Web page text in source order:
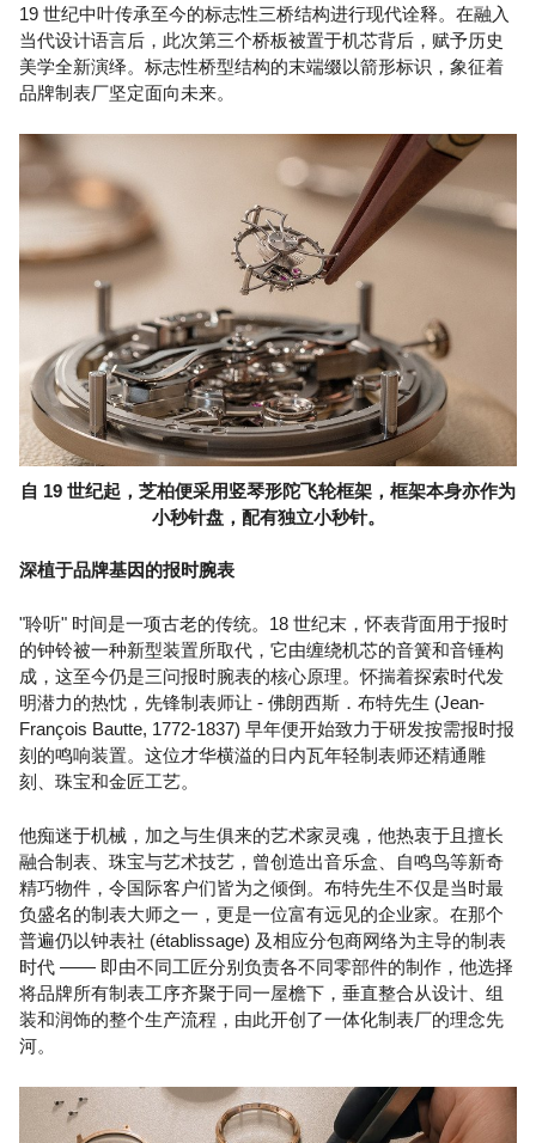
19 世纪中叶传承至今的标志性三桥结构进行现代诠释。在融入
当代设计语言后，此次第三个桥板被置于机芯背后，赋予历史
美学全新演绎。标志性桥型结构的末端缀以箭形标识，象征着
品牌制表厂坚定面向未来。
自 19 世纪起，芝柏便采用竖琴形陀飞轮框架，框架本身亦作为
小秒针盘，配有独立小秒针。
深植于品牌基因的报时腕表
"聆听" 时间是一项古老的传统。18 世纪末，怀表背面用于报时
的钟铃被一种新型装置所取代，它由缠绕机芯的音簧和音锤构
成，这至今仍是三问报时腕表的核心原理。怀揣着探索时代发
明潜力的热忱，先锋制表师让 - 佛朗西斯．布特先生 (Jean-
François Bautte, 1772-1837) 早年便开始致力于研发按需报时报
刻的鸣响装置。这位才华横溢的日内瓦年轻制表师还精通雕
刻、珠宝和金匠工艺。
他痴迷于机械，加之与生俱来的艺术家灵魂，他热衷于且擅长
融合制表、珠宝与艺术技艺，曾创造出音乐盒、自鸣鸟等新奇
精巧物件，令国际客户们皆为之倾倒。布特先生不仅是当时最
负盛名的制表大师之一，更是一位富有远见的企业家。在那个
普遍仍以钟表社 (établissage) 及相应分包商网络为主导的制表
时代 —— 即由不同工匠分别负责各不同零部件的制作，他选择
将品牌所有制表工序齐聚于同一屋檐下，垂直整合从设计、组
装和润饰的整个生产流程，由此开创了一体化制表厂的理念先
河。